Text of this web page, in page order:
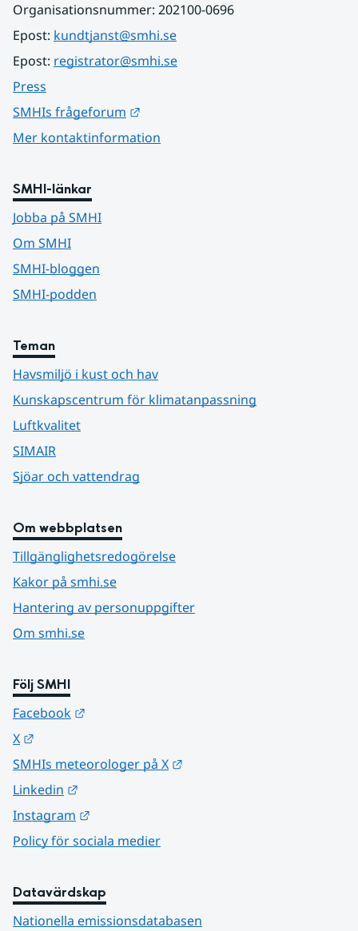
Organisationsnummer: 202100-0696
Epost: kundtjanst@smhi.se
Epost: registrator@smhi.se
Press
SMHIs frågeforum
Mer kontaktinformation
SMHI-länkar
Jobba på SMHI
Om SMHI
SMHI-bloggen
SMHI-podden
Teman
Havsmiljö i kust och hav
Kunskapscentrum för klimatanpassning
Luftkvalitet
SIMAIR
Sjöar och vattendrag
Om webbplatsen
Tillgänglighetsredogörelse
Kakor på smhi.se
Hantering av personuppgifter
Om smhi.se
Följ SMHI
Facebook
X
SMHIs meteorologer på X
Linkedin
Instagram
Policy för sociala medier
Datavärdskap
Nationella emissionsdatabasen